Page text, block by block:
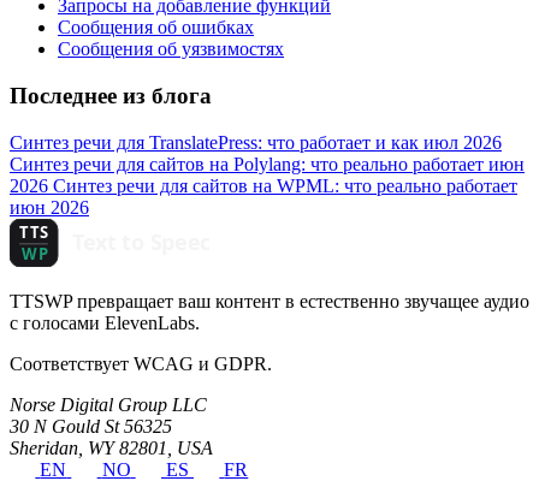
Запросы на добавление функций
Сообщения об ошибках
Сообщения об уязвимостях
Последнее из блога
Синтез речи для TranslatePress: что работает и как июл 2026
Синтез речи для сайтов на Polylang: что реально работает июн
2026 Синтез речи для сайтов на WPML: что реально работает
июн 2026
TTSWP превращает ваш контент в естественно звучащее аудио
с голосами ElevenLabs.
Соответствует WCAG и GDPR.
Norse Digital Group LLC
30 N Gould St 56325
Sheridan, WY 82801, USA
EN
NO ES FR